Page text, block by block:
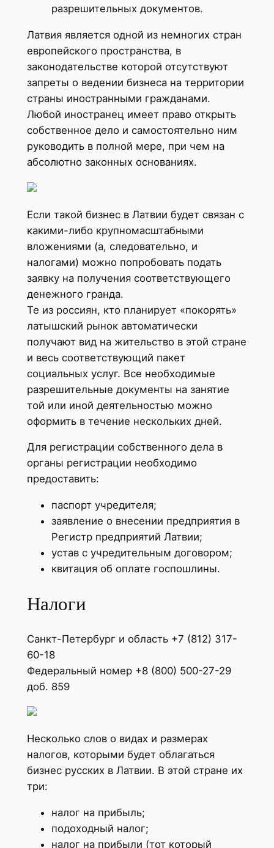
разрешительных документов.
Латвия является одной из немногих стран
европейского пространства, в
законодательстве которой отсутствуют
запреты о ведении бизнеса на территории
страны иностранными гражданами.
Любой иностранец имеет право открыть
собственное дело и самостоятельно ним
руководить в полной мере, при чем на
абсолютно законных основаниях.
Если такой бизнес в Латвии будет связан с
какими-либо крупномасштабными
вложениями (а, следовательно, и
налогами) можно попробовать подать
заявку на получения соответствующего
денежного гранда.
Те из россиян, кто планирует «покорять»
латышский рынок автоматически
получают вид на жительство в этой стране
и весь соответствующий пакет
социальных услуг. Все необходимые
разрешительные документы на занятие
той или иной деятельностью можно
оформить в течение нескольких дней.
Для регистрации собственного дела в
органы регистрации необходимо
предоставить:
паспорт учредителя;
заявление о внесении предприятия в
Регистр предприятий Латвии;
устав с учредительным договором;
квитация об оплате госпошлины.
Налоги
Санкт-Петербург и область +7 (812) 317-
60-18
Федеральный номер +8 (800) 500-27-29
доб. 859
Несколько слов о видах и размерах
налогов, которыми будет облагаться
бизнес русских в Латвии. В этой стране их
три:
налог на прибыль;
подоходный налог;
налог на прибыли (тот который